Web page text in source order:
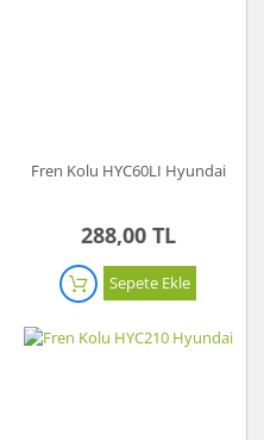
Fren Kolu HYC60LI Hyundai
288,00 TL
Sepete Ekle